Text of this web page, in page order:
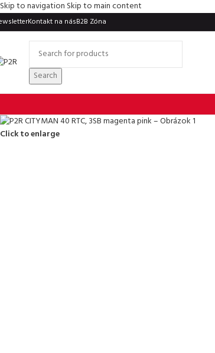
Skip to navigation Skip to main content
Kontakt na násB2B Zóna
Search
Click to enlarge